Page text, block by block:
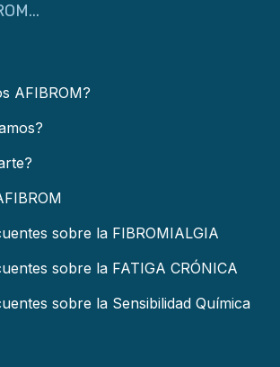
AFIBROM?
sobre la FIBROMIALGIA
sobre la FATIGA CRÓNICA
sobre la Sensibilidad Química